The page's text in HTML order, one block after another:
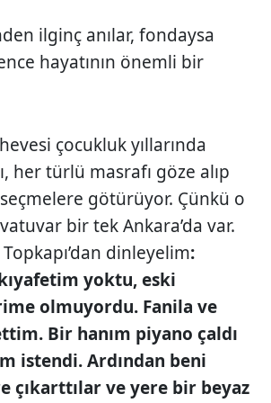
ilginç anılar, fondaysa
hayatının önemli bir
çocukluk yıllarında
her türlü masrafı göze alıp
götürüyor. Çünkü o
bir tek Ankara’da var.
dinleyelim:
yoktu, eski
olmuyordu. Fanila ve
Bir hanım piyano çaldı
istendi. Ardından beni
çıkarttılar ve yere bir beyaz